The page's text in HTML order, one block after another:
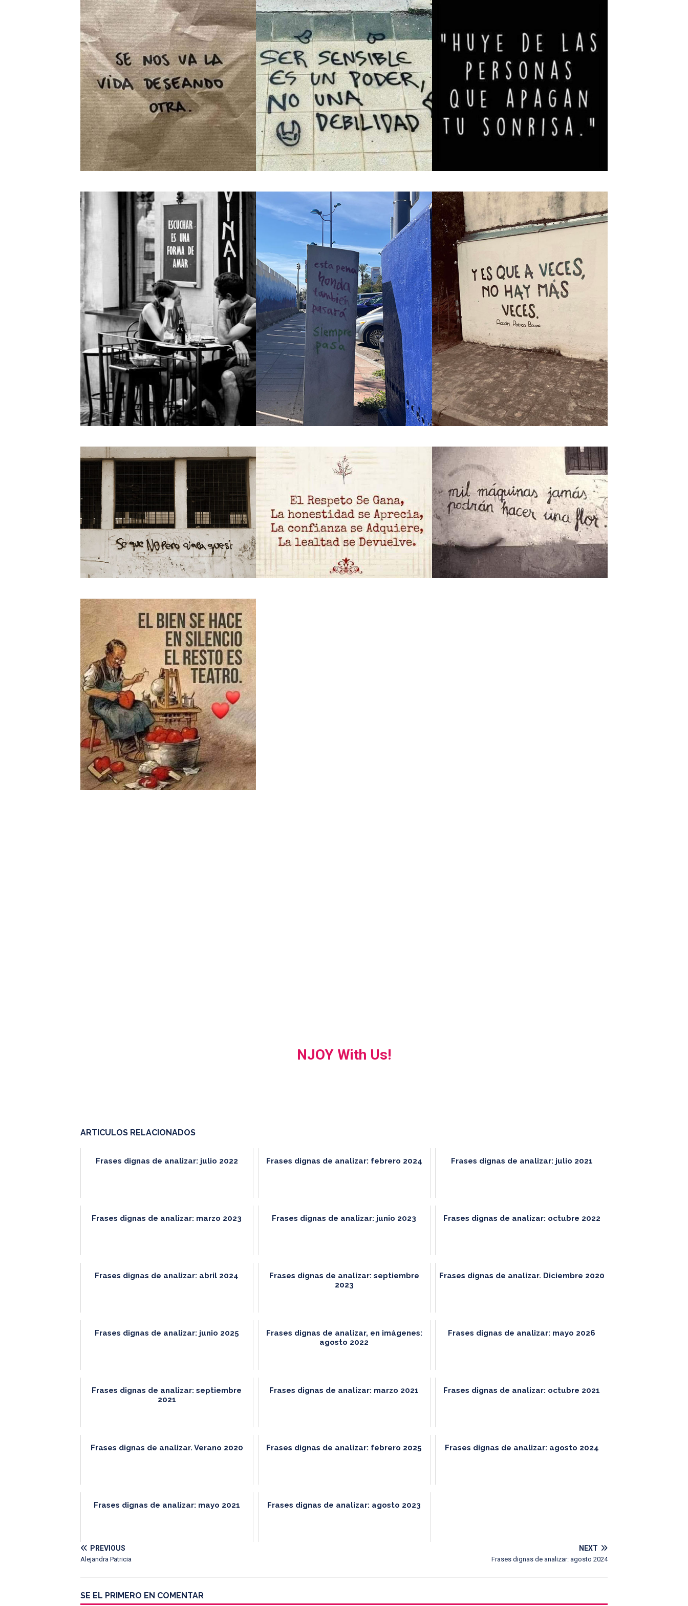
NJOY With Us!
ARTICULOS RELACIONADOS
Frases dignas de analizar: julio 2022 Frases dignas de analizar: febrero 2024 Frases dignas de analizar: julio 2021
Frases dignas de analizar: marzo 2023 Frases dignas de analizar: junio 2023 Frases dignas de analizar: octubre 2022
Frases dignas de analizar: abril 2024
Frases dignas de analizar: septiembre
2023
Frases dignas de analizar. Diciembre 2020
Frases dignas de analizar: junio 2025
Frases dignas de analizar, en imágenes:
agosto 2022
Frases dignas de analizar: mayo 2026
Frases dignas de analizar: septiembre
2021
Frases dignas de analizar: marzo 2021 Frases dignas de analizar: octubre 2021
Frases dignas de analizar. Verano 2020 Frases dignas de analizar: febrero 2025 Frases dignas de analizar: agosto 2024
Frases dignas de analizar: mayo 2021 Frases dignas de analizar: agosto 2023
PREVIOUS
Alejandra Patricia
NEXT
Frases dignas de analizar: agosto 2024
SE EL PRIMERO EN COMENTAR